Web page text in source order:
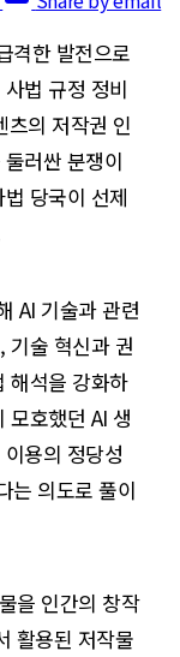
격한 발전으로
법 규정 정비
츠의 저작권 인
러싼 분쟁이
당국이 선제
AI 기술과 관련
기술 혁신과 권
해석을 강화하
모호했던 AI 생
용의 정당성
는 의도로 풀이
을 인간의 창작
활용된 저작물